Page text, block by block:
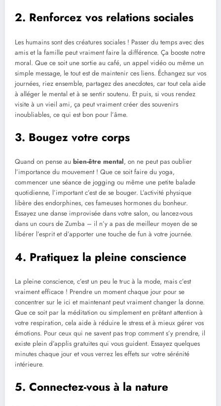
2. Renforcez vos relations sociales
Les humains sont des créatures sociales ! Passer du temps avec des
amis et la famille peut vraiment faire la différence. Ça booste notre
moral. Que ce soit une sortie au café, un appel vidéo ou même un
simple message, le tout est de maintenir ces liens. Échangez sur vos
journées, riez ensemble, partagez des anecdotes, car tout cela aide
à alléger le mental et à se sentir soutenu. Et puis, si vous rendez
visite à un vieil ami, ça peut vraiment créer des souvenirs
inoubliables, ce qui est bon pour l’âme.
3. Bougez votre corps
Quand on pense au bien-être mental, on ne peut pas oublier
l’importance du mouvement ! Que ce soit faire du yoga,
commencer une séance de jogging ou même une petite balade
quotidienne, l’important c’est de se bouger. L’activité physique
libère des endorphines, ces fameuses hormones du bonheur.
Essayez une danse improvisée dans votre salon, ou lancez-vous
dans un cours de Zumba – il n’y a pas de meilleur moyen de se
libérer l’esprit et d’apporter une touche de fun à votre journée.
4. Pratiquez la pleine conscience
La pleine conscience, c’est un peu le truc à la mode, mais c’est
vraiment efficace ! Prendre un moment chaque jour pour se
concentrer sur le ici et maintenant peut vraiment changer la donne.
Que ce soit par la méditation ou simplement en prêtant attention à
votre respiration, cela aide à réduire le stress et à mieux gérer vos
émotions. Pour ceux qui ne savent pas trop comment s’y prendre, il
existe plein d’applis gratuites qui vous guident. Essayez quelques
minutes chaque jour et vous verrez les effets sur votre sérénité
intérieure.
5. Connectez-vous à la nature